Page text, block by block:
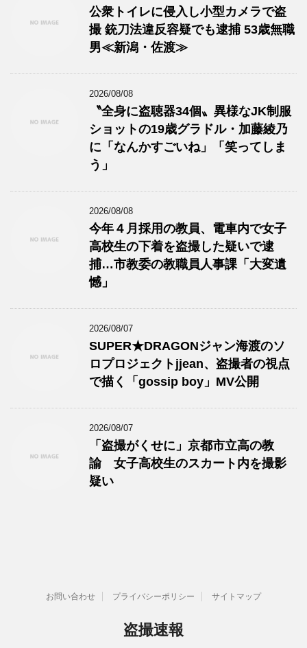
公衆トイレに侵入し小型カメラで盗
撮 銃刀法違反容疑でも逮捕 53歳無職
男≪新潟・佐渡≫
2026/08/08
〝全身に盗聴器34個〟異様なJK制服
ショットの19歳グラドル・加藤綾乃
に「なんかすごいね」「笑ってしま
う」
2026/08/08
今年４月採用の教員、電車内で女子
高校生の下着を盗撮した疑いで逮
捕…市教委の教職員人事課「大変遺
憾」
2026/08/07
SUPER★DRAGONジャン海渡のソ
ロプロジェクトjjean、盗撮者の視点
で描く「gossip boy」MV公開
2026/08/07
「盗撮がくせに」京都市立高の教
諭 女子高校生のスカート内を撮影
疑い
お問い合わせ プライバシーポリシー サイトマップ
盗撮速報